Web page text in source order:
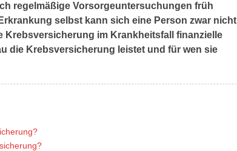
regelmäßige Vorsorgeuntersuchungen früh
selbst kann sich eine Person zwar nicht
im Krankheitsfall finanzielle
die Krebsversicherung leistet und für wen sie